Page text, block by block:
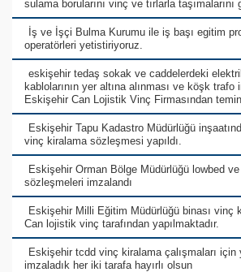
sulama borularını vinç ve tırlarla
İş ve İşçi Bulma Kurumu ile iş başı egitim
operatörleri yetistiriyoruz.
eskişehir tedaş sokak ve caddelerdeki
kablolarının yer altına alınması ve köşk
Eskişehir Can Lojistik Vinç Firmasından
Eskişehir Tapu Kadastro Müdürlüğü
vinç kiralama sözleşmesi yapıldı.
Eskişehir Orman Bölge Müdürlüğü lowbed
sözleşmeleri imzalandı
Eskişehir Milli Eğitim Müdürlüğü binası vinç
Can lojistik vinç tarafından yapılmaktadır.
Eskişehir tcdd vinç kiralama çalışmaları için
imzaladık her iki tarafa hayırlı olsun